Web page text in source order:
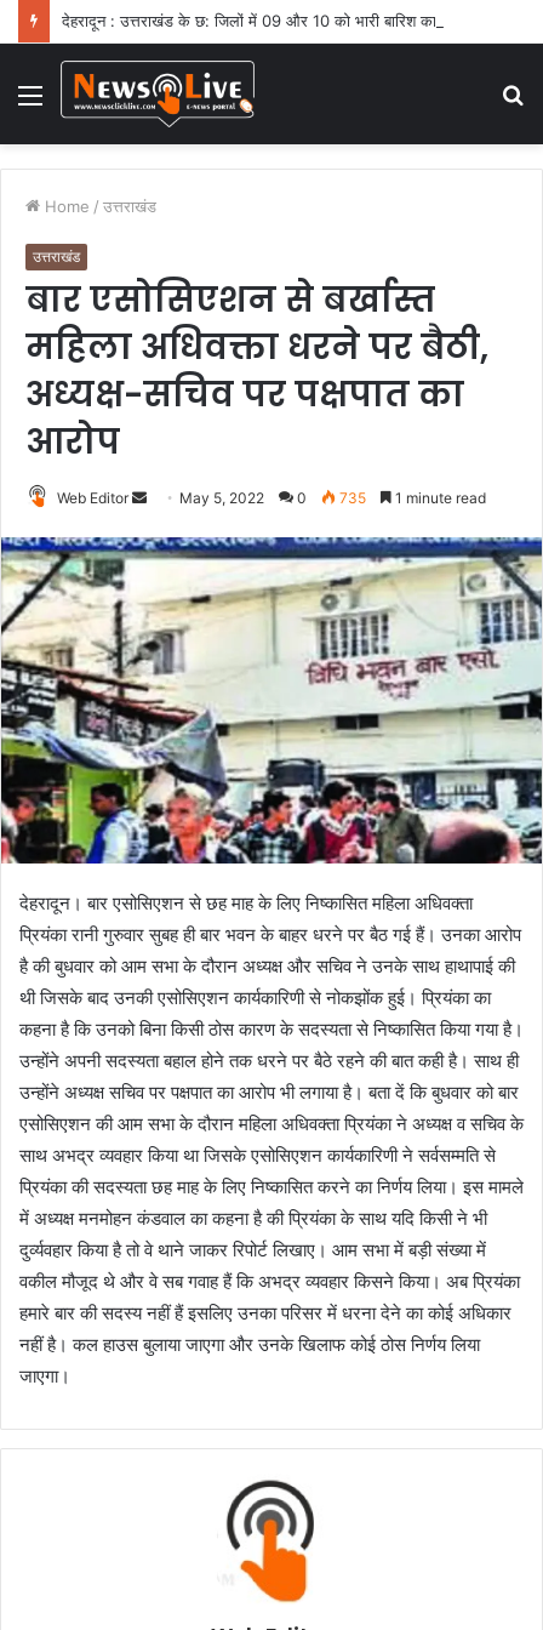
Menu
Home / उत्तराखंड
उत्तराखंड
बार एसोसिएशन से बर्खास्त
महिला अधिवक्ता धरने पर बैठी,
अध्यक्ष-सचिव पर पक्षपात का
आरोप
Web Editor
n
a
n
e
m
a
i
l
May 5, 2022 0 735 1 minute read
देहरादून। बार एसोसिएशन से छह माह के लिए निष्कासित महिला अधिवक्ता
प्रियंका रानी गुरुवार सुबह ही बार भवन के बाहर धरने पर बैठ गई हैं। उनका आरोप
है की बुधवार को आम सभा के दौरान अध्यक्ष और सचिव ने उनके साथ हाथापाई की
थी जिसके बाद उनकी एसोसिएशन कार्यकारिणी से नोकझोंक हुई। प्रियंका का
कहना है कि उनको बिना किसी ठोस कारण के सदस्यता से निष्कासित किया गया है।
उन्होंने अपनी सदस्यता बहाल होने तक धरने पर बैठे रहने की बात कही है। साथ ही
उन्होंने अध्यक्ष सचिव पर पक्षपात का आरोप भी लगाया है। बता दें कि बुधवार को बार
एसोसिएशन की आम सभा के दौरान महिला अधिवक्ता प्रियंका ने अध्यक्ष व सचिव के
साथ अभद्र व्यवहार किया था जिसके एसोसिएशन कार्यकारिणी ने सर्वसम्मति से
प्रियंका की सदस्यता छह माह के लिए निष्कासित करने का निर्णय लिया। इस मामले
में अध्यक्ष मनमोहन कंडवाल का कहना है की प्रियंका के साथ यदि किसी ने भी
दुर्व्यवहार किया है तो वे थाने जाकर रिपोर्ट लिखाए। आम सभा में बड़ी संख्या में
वकील मौजूद थे और वे सब गवाह हैं कि अभद्र व्यवहार किसने किया। अब प्रियंका
हमारे बार की सदस्य नहीं हैं इसलिए उनका परिसर में धरना देने का कोई अधिकार
नहीं है। कल हाउस बुलाया जाएगा और उनके खिलाफ कोई ठोस निर्णय लिया
जाएगा।